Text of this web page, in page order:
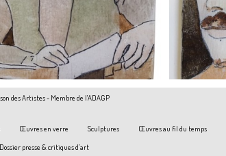
des Artistes - Membre de l'ADAGP
Œuvres en verre Sculptures Œuvres au fil du temps
Dossier presse & critiques d’art